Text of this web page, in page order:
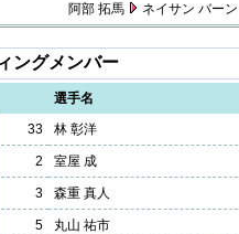
阿部 拓馬 ネイサン バー
ングメンバー
選手名
33 林 彰洋
2 室屋 成
3 森重 真人
5 丸山 祐市